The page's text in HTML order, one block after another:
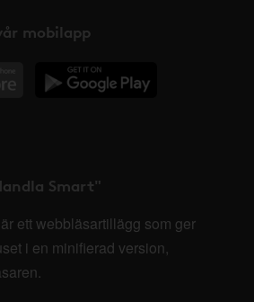
mobilapp
Smart"
ett webbläsartillägg som ger
i en minifierad version,